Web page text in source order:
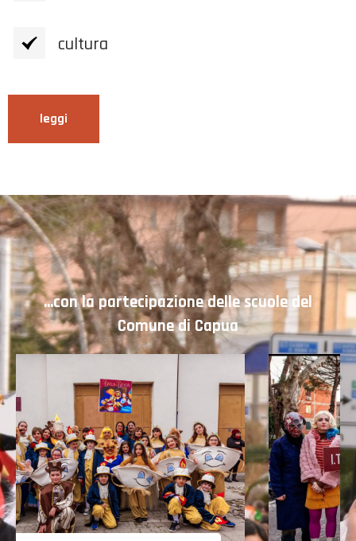
cultura
leggi
...con la partecipazione delle scuole del
Comune di Capua